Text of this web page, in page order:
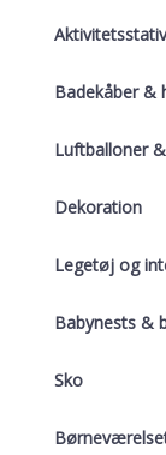
Badekåber &
Luftballoner
Dekoration
Legetøj og
Babynests &
Sko